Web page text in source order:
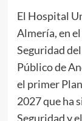
El Hospital
Almería, en
Seguridad
Público de
el primer
2027 que ha
Seguridad y